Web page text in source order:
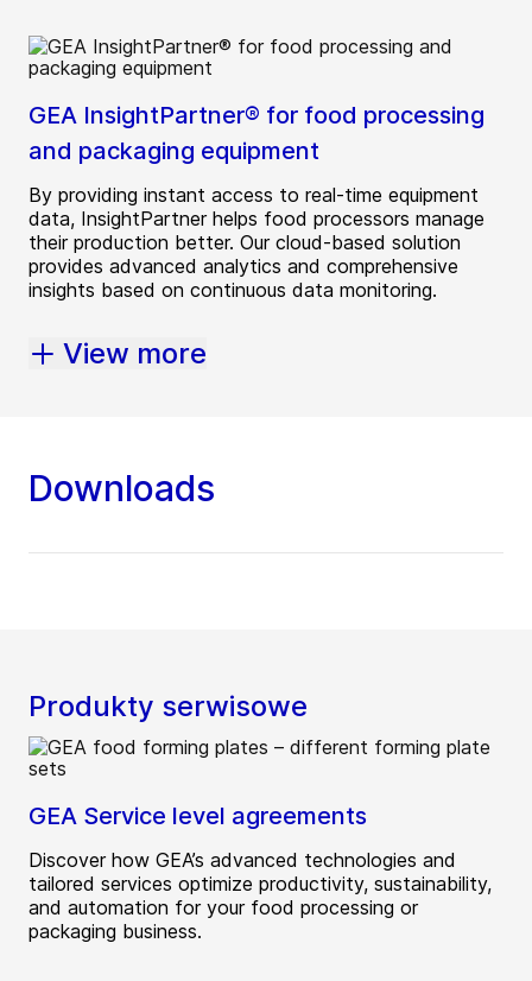
GEA InsightPartner® for food processing
and packaging equipment
By providing instant access to real-time equipment
data, InsightPartner helps food processors manage
their production better. Our cloud-based solution
provides advanced analytics and comprehensive
insights based on continuous data monitoring.
View more
Downloads
Produkty serwisowe
GEA Service level agreements
Discover how GEA’s advanced technologies and
tailored services optimize productivity, sustainability,
and automation for your food processing or
packaging business.